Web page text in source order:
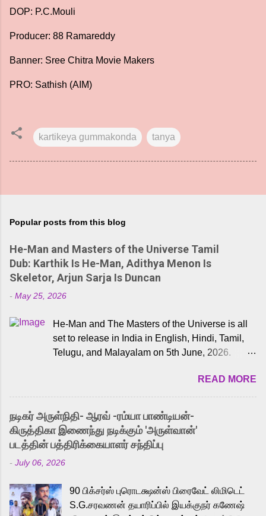
DOP: P.C.Mouli
Producer: 88 Ramareddy
Banner: Sree Chitra Movie Makers
PRO: Sathish (AIM)
kartikeya gummakonda tanya
Popular posts from this blog
He-Man and Masters of the Universe Tamil
Dub: Karthik Is He-Man, Adithya Menon Is
Skeletor, Arjun Sarja Is Duncan
- May 25, 2026
He-Man and The Masters of the Universe is all
set to release in India in English, Hindi, Tamil,
Telugu, and Malayalam on 5th June, 2026.
lot of love from cult He-Man fans and offered
audiences an exciting glimpse into the world of
Eternia, the recently released Tamil trailer has
also generated strong excitement among Tamil
audiences. Adding to the growing buzz is the
film’s powerful Tamil voice cast led by
celebrated playback singer Karthik, who lends
Known for memorable songs like “Behene De”
from Raavan, “Oru Maalai” from Ghajini, and
READ MORE
நடிகர் அருள்நிதி- ஆரவ் -ரம்யா பாண்டியன்-
கிருத்திகா இணைந்து நடிக்கும் 'அருள்வான்'
படத்தின் பத்திரிக்கையாளர் சந்திப்பு
- July 06, 2026
90 பிக்சர்ஸ் புரொடக்ஷன்ஸ் பிரைவேட் லிமிடெட்
S.G.சரவணன் தயாரிப்பில் இயக்குநர் கணேஷ்